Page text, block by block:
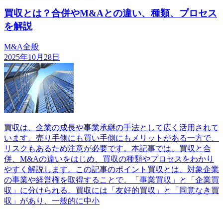
買収とは？合併やM&Aとの違い、種類、プロセス
を解説
M&A全般
2025年10月28日
買収は、企業の成長や事業承継の手法として広く活用されて
います。売り手側にも買い手側にもメリットがある一方で、
リスクもあるため注意が必要です。本記事では、買収と合
併、M&Aの違いをはじめ、買収の種類やプロセスをわかり
やすく解説します。この記事のポイント買収とは、対象企業
の事業や経営権を取得することで、「事業買収」と「企業買
収」に分けられる。買収には「友好的買収」と「同意なき買
収」があり、一般的に中小